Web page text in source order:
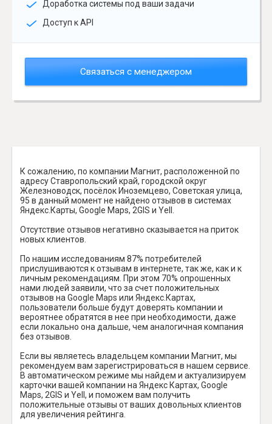
Доработка системы под ваши задачи
Доступ к API
Связаться с менеджером
К сожалению, по компании Магнит, расположенной по
адресу Ставропольский край, городской округ
Железноводск, посёлок Иноземцево, Советская улица,
95 в данный момент не найдено отзывов в системах
Яндекс.Карты, Google Maps, 2GIS и Yell.
Отсутствие отзывов негативно сказывается на приток
новых клиентов.
По нашим исследованиям 87% потребителей
прислушиваются к отзывам в интернете, так же, как и к
личным рекомендациям. При этом 70% опрошенных
нами людей заявили, что за счет положительных
отзывов на Google Maps или Яндекс.Картах,
пользователи больше будут доверять компании и
вероятнее обратятся в нее при необходимости, даже
если локально она дальше, чем аналогичная компания
без отзывов.
Если вы являетесь владельцем компании Магнит, мы
рекомендуем вам зарегистрироваться в нашем сервисе.
В автоматическом режиме мы найдем и актуализируем
карточки вашей компании на Яндекс Картах, Google
Maps, 2GIS и Yell, и поможем вам получить
положительные отзывы от ваших довольных клиентов
для увеличения рейтинга.